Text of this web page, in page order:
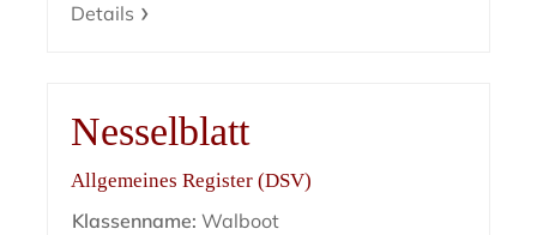
Details
Nesselblatt
Allgemeines Register (DSV)
Klassenname: Walboot